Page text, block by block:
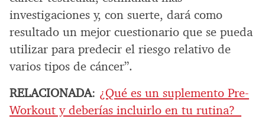
investigaciones y, con suerte, dará como
resultado un mejor cuestionario que se pueda
utilizar para predecir el riesgo relativo de
varios tipos de cáncer”.
RELACIONADA: ¿Qué es un suplemento Pre-
Workout y deberías incluirlo en tu rutina?